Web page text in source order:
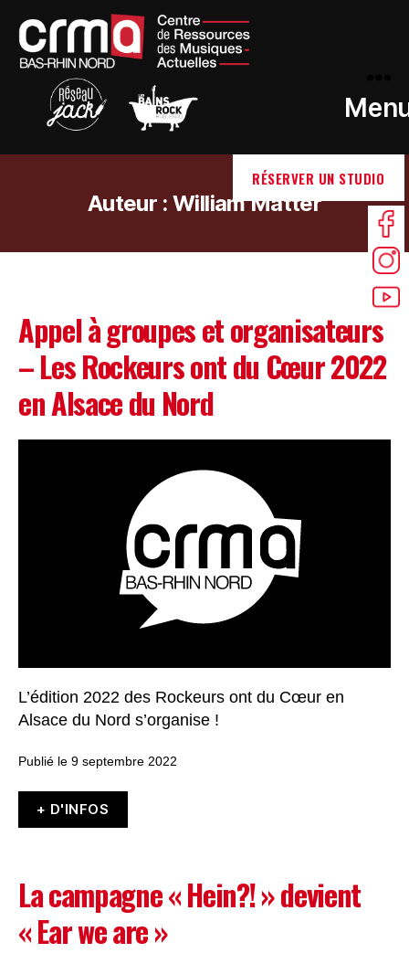
RÉSERVER UN STUDIO
Auteur : William Matter
Appel à groupes et organisateurs
– Les Rockeurs ont du Cœur 2022
en Alsace du Nord
L’édition 2022 des Rockeurs ont du Cœur en
Alsace du Nord s’organise !
Publié le 9 septembre 2022
+ D'INFOS
La campagne « Hein?! » devient
« Ear we are »